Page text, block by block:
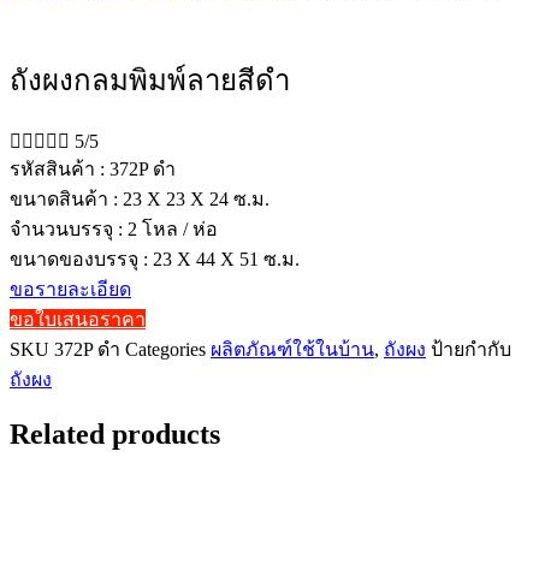
ถังผงกลมพิมพ์ลายสีดำ
     5/5
รหัสสินค้า : 372P ดำ
ขนาดสินค้า : 23 X 23 X 24 ซ.ม.
จำนวนบรรจุ : 2 โหล / ห่อ
ขนาดของบรรจุ : 23 X 44 X 51 ซ.ม.
ขอรายละเอียด
ขอใบเสนอราคา
SKU 372P ดำ Categories ผลิตภัณฑ์ใช้ในบ้าน, ถังผง ป้ายกำกับ
ถังผง
Related products